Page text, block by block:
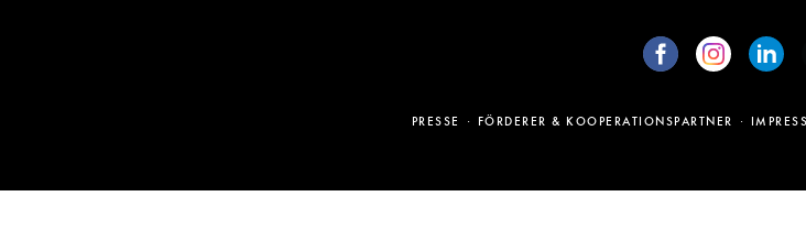
PRESSE FÖRDERER & KOOPERATIONSPARTNER